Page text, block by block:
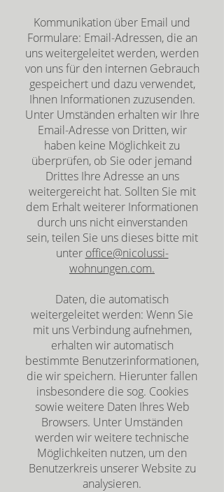
Kommunikation über Email und
Formulare: Email-Adressen, die an
uns weitergeleitet werden, werden
von uns für den internen Gebrauch
gespeichert und dazu verwendet,
Ihnen Informationen zuzusenden.
Unter Umständen erhalten wir Ihre
Email-Adresse von Dritten, wir
haben keine Möglichkeit zu
überprüfen, ob Sie oder jemand
Drittes Ihre Adresse an uns
weitergereicht hat. Sollten Sie mit
dem Erhalt weiterer Informationen
durch uns nicht einverstanden
sein, teilen Sie uns dieses bitte mit
unter office@nicolussi-
wohnungen.com.
Daten, die automatisch
weitergeleitet werden: Wenn Sie
mit uns Verbindung aufnehmen,
erhalten wir automatisch
bestimmte Benutzerinformationen,
die wir speichern. Hierunter fallen
insbesondere die sog. Cookies
sowie weitere Daten Ihres Web
Browsers. Unter Umständen
werden wir weitere technische
Möglichkeiten nutzen, um den
Benutzerkreis unserer Website zu
analysieren.